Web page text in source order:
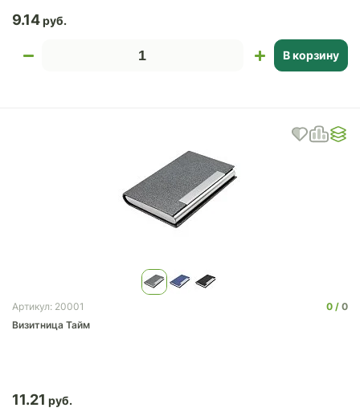
9.14
В корзину
Артикул: 20001 0
0
Визитница Тайм
11.21